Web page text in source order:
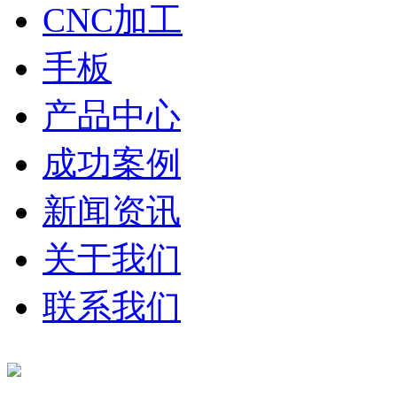
CNC加工
手板
产品中心
成功案例
新闻资讯
关于我们
联系我们